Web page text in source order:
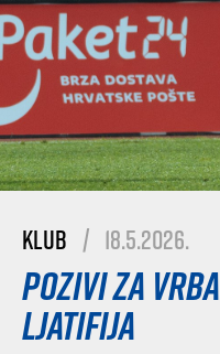
Klub | 18.5.2026.
Pozivi za
Ljatifija